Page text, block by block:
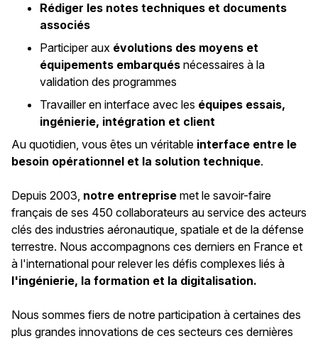
Rédiger les notes techniques et documents
associés
Participer aux évolutions des moyens et
équipements embarqués nécessaires à la
validation des programmes
Travailler en interface avec les équipes essais,
ingénierie, intégration et client
Au quotidien, vous êtes un véritable interface entre le
besoin opérationnel et la solution technique.
Depuis 2003, notre entreprise met le savoir-faire
français de ses 450 collaborateurs au service des acteurs
clés des industries aéronautique, spatiale et de la défense
terrestre. Nous accompagnons ces derniers en France et
à l'international pour relever les défis complexes liés à
l'ingénierie, la formation et la digitalisation.
Nous sommes fiers de notre participation à certaines des
plus grandes innovations de ces secteurs ces dernières